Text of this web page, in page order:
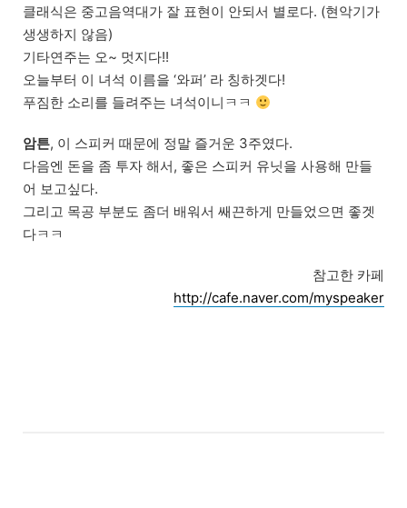
클래식은 중고음역대가 잘 표현이 안되서 별로다. (현악기가
생생하지 않음)
기타연주는 오~ 멋지다!!
오늘부터 이 녀석 이름을 ‘와퍼’ 라 칭하겟다!
푸짐한 소리를 들려주는 녀석이니ㅋㅋ
암튼, 이 스피커 때문에 정말 즐거운 3주였다.
다음엔 돈을 좀 투자 해서, 좋은 스피커 유닛을 사용해 만들
어 보고싶다.
그리고 목공 부분도 좀더 배워서 쌔끈하게 만들었으면 좋겟
다ㅋㅋ
참고한 카페
http://cafe.naver.com/myspeaker